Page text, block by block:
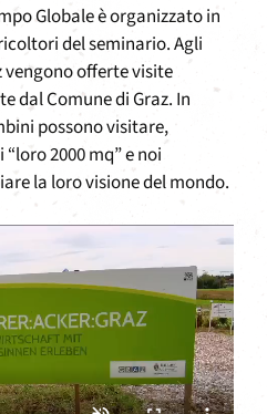
Globale è organizzato in
del seminario. Agli
vengono offerte visite
dal Comune di Graz. In
possono visitare,
2000 mq” e noi
la loro visione del mondo.